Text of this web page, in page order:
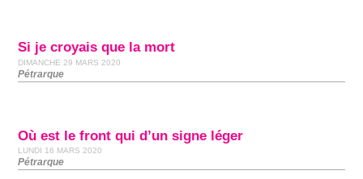
Si je croyais que la mort
DIMANCHE 29 MARS 2020
Pétrarque
Où est le front qui d’un signe léger
LUNDI 16 MARS 2020
Pétrarque